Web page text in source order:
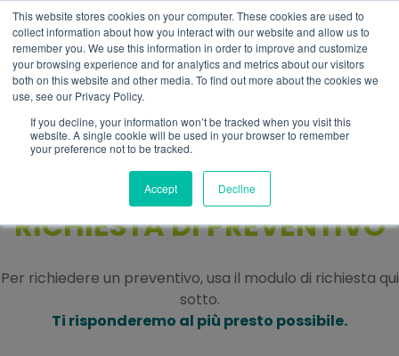
This website stores cookies on your computer. These cookies are used to
collect information about how you interact with our website and allow us to
remember you. We use this information in order to improve and customize
your browsing experience and for analytics and metrics about our visitors
both on this website and other media. To find out more about the cookies we
use, see our Privacy Policy.
If you decline, your information won’t be tracked when you visit this
website. A single cookie will be used in your browser to remember
your preference not to be tracked.
Accept Decline
IT
RICHIESTA DI PREVENTIVO
Per richiedere un preventivo, usa il modulo di richiesta qui
sotto.
Ti risponderemo al più presto possibile.